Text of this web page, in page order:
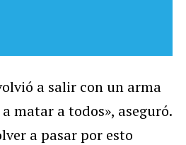
a salir con un arma
matar a todos», aseguró.
a pasar por esto